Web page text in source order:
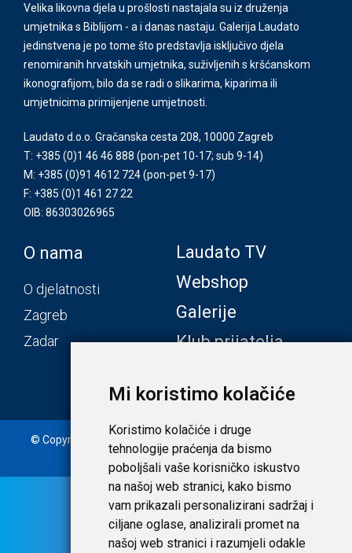
Mi koristimo kolačiće
Koristimo kolačiće i druge
tehnologije praćenja da bismo
poboljšali vaše korisničko iskustvo
na našoj web stranici, kako bismo
vam prikazali personalizirani sadržaj i
ciljane oglase, analizirali promet na
našoj web stranici i razumjeli odakle
Velika likovna djela u prošlosti nastajala su iz druženja
umjetnika s Biblijom - a i danas nastaju. Galerija Laudato
jedinstvena je po tome što predstavlja isključivo djela
renomiranih hrvatskih umjetnika, suživljenih s kršćanskom
ikonografijom, bilo da se radi o slikarima, kiparima ili
umjetnicima primijenjene umjetnosti.
Laudato d.o.o. Gračanska cesta 208, 10000 Zagreb
T: +385 (0)1 46 46 888 (pon-pet 10-17; sub 9-14)
M: +385 (0)91 4612 724(pon-pet 9-17)
F: +385 (0)1 461 27 22
OIB: 86303026965
O nama
O djelatnosti
Zagreb
Zadar
Laudato TV
Webshop
Galerije
Klub prijatelja
© Copyright 2020. Laudato d.o.o. | Tečaj konverzije: 1 EUR =
7,53450 HRK | Uvjeti i privatnost